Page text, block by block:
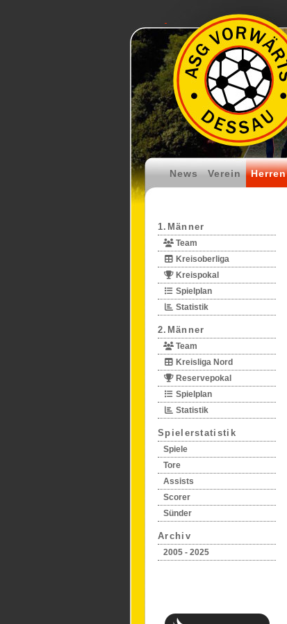
News Verein Herren
1.Männer
Team
Kreisoberliga
Kreispokal
Spielplan
Statistik
2.Männer
Team
Kreisliga Nord
Reservepokal
Spielplan
Statistik
Spielerstatistik
Spiele
Tore
Assists
Scorer
Sünder
Archiv
2005 - 2025